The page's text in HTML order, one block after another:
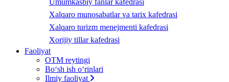
Umumkasbiy fanlar kafedrasi
Xalqaro munosabatlar va tarix kafedrasi
Xalqaro turizm menejmenti kafedrasi
Xorijiy tillar kafedrasi
Faoliyat
OTM reytingi
Bo‘sh ish o‘rinlari
Ilmiy faoliyat